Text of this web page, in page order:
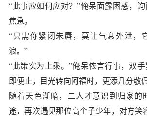
“此事应如何应对？”俺呆面露困惑，
焦急。
“只需你紧闭朱唇，莫让气息外泄，
浪。”
“此策实为上乘。”俺呆依言行事，双
即便止，目光转向阿福时，更添几分敬佩
随着天色渐暗，二人才意识到归家的
途，再次遇见那位高个子少年，对方笑